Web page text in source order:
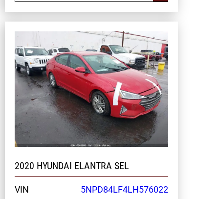
2020 HYUNDAI ELANTRA SEL
VIN 5NPD84LF4LH576022